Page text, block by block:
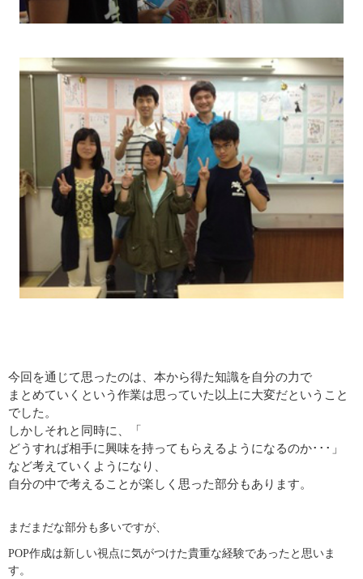
今回を通じて思ったのは、本から得た知識を自分の力で
まとめていくという作業は思っていた以上に大変だということ
でした。
しかしそれと同時に、「
どうすれば相手に興味を持ってもらえるようになるのか･･･」
など考えていくようになり、
自分の中で考えることが楽しく思った部分もあります。
まだまだな部分も多いですが、
POP作成は新しい視点に気がつけた貴重な経験であったと思いま
す。